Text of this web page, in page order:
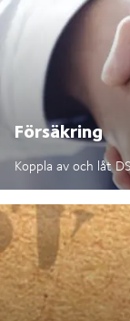
Försäkring
Koppla av och låt